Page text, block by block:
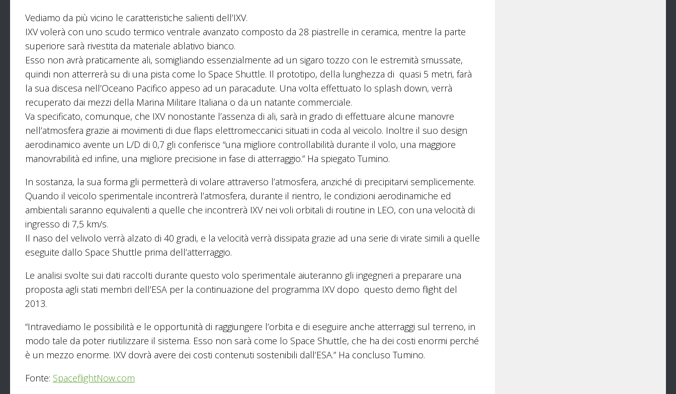
Vediamo da più vicino le caratteristiche salienti dell’IXV.
IXV volerà con uno scudo termico ventrale avanzato composto da 28 piastrelle in ceramica, mentre la parte
superiore sarà rivestita da materiale ablativo bianco.
Esso non avrà praticamente ali, somigliando essenzialmente ad un sigaro tozzo con le estremità smussate,
quindi non atterrerà su di una pista come lo Space Shuttle. Il prototipo, della lunghezza di quasi 5 metri, farà
la sua discesa nell’Oceano Pacifico appeso ad un paracadute. Una volta effettuato lo splash down, verrà
recuperato dai mezzi della Marina Militare Italiana o da un natante commerciale.
Va specificato, comunque, che IXV nonostante l’assenza di ali, sarà in grado di effettuare alcune manovre
nell’atmosfera grazie ai movimenti di due flaps elettromeccanici situati in coda al veicolo. Inoltre il suo design
aerodinamico avente un L/D di 0,7 gli conferisce “una migliore controllabilità durante il volo, una maggiore
manovrabilità ed infine, una migliore precisione in fase di atterraggio.” Ha spiegato Tumino.
In sostanza, la sua forma gli permetterà di volare attraverso l’atmosfera, anziché di precipitarvi semplicemente.
Quando il veicolo sperimentale incontrerà l’atmosfera, durante il rientro, le condizioni aerodinamiche ed
ambientali saranno equivalenti a quelle che incontrerà IXV nei voli orbitali di routine in LEO, con una velocità di
ingresso di 7,5 km/s.
Il naso del velivolo verrà alzato di 40 gradi, e la velocità verrà dissipata grazie ad una serie di virate simili a quelle
eseguite dallo Space Shuttle prima dell’atterraggio.
Le analisi svolte sui dati raccolti durante questo volo sperimentale aiuteranno gli ingegneri a preparare una
proposta agli stati membri dell’ESA per la continuazione del programma IXV dopo questo demo flight del
2013.
“Intravediamo le possibilità e le opportunità di raggiungere l’orbita e di eseguire anche atterraggi sul terreno, in
modo tale da poter riutilizzare il sistema. Esso non sarà come lo Space Shuttle, che ha dei costi enormi perché
è un mezzo enorme. IXV dovrà avere dei costi contenuti sostenibili dall’ESA.” Ha concluso Tumino.
Fonte: SpaceflightNow.com